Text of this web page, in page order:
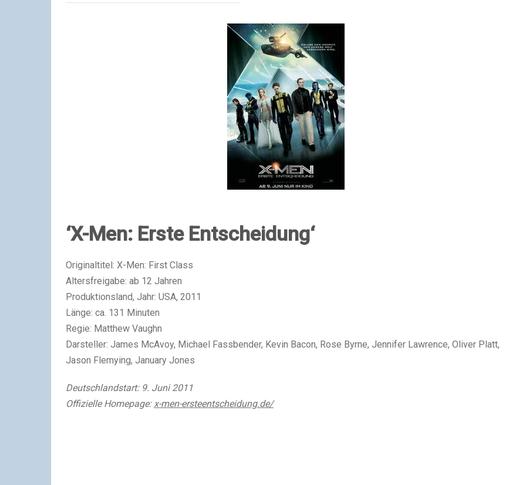
‘X-Men: Erste Entscheidung‘
Originaltitel: X-Men: First Class
Altersfreigabe: ab 12 Jahren
Produktionsland, Jahr: USA, 2011
Länge: ca. 131 Minuten
Regie: Matthew Vaughn
Darsteller: James McAvoy, Michael Fassbender, Kevin Bacon, Rose Byrne, Jennifer Lawrence, Oliver Platt,
Jason Flemying, January Jones
Deutschlandstart: 9. Juni 2011
Offizielle Homepage:x-men-ersteentscheidung.de/